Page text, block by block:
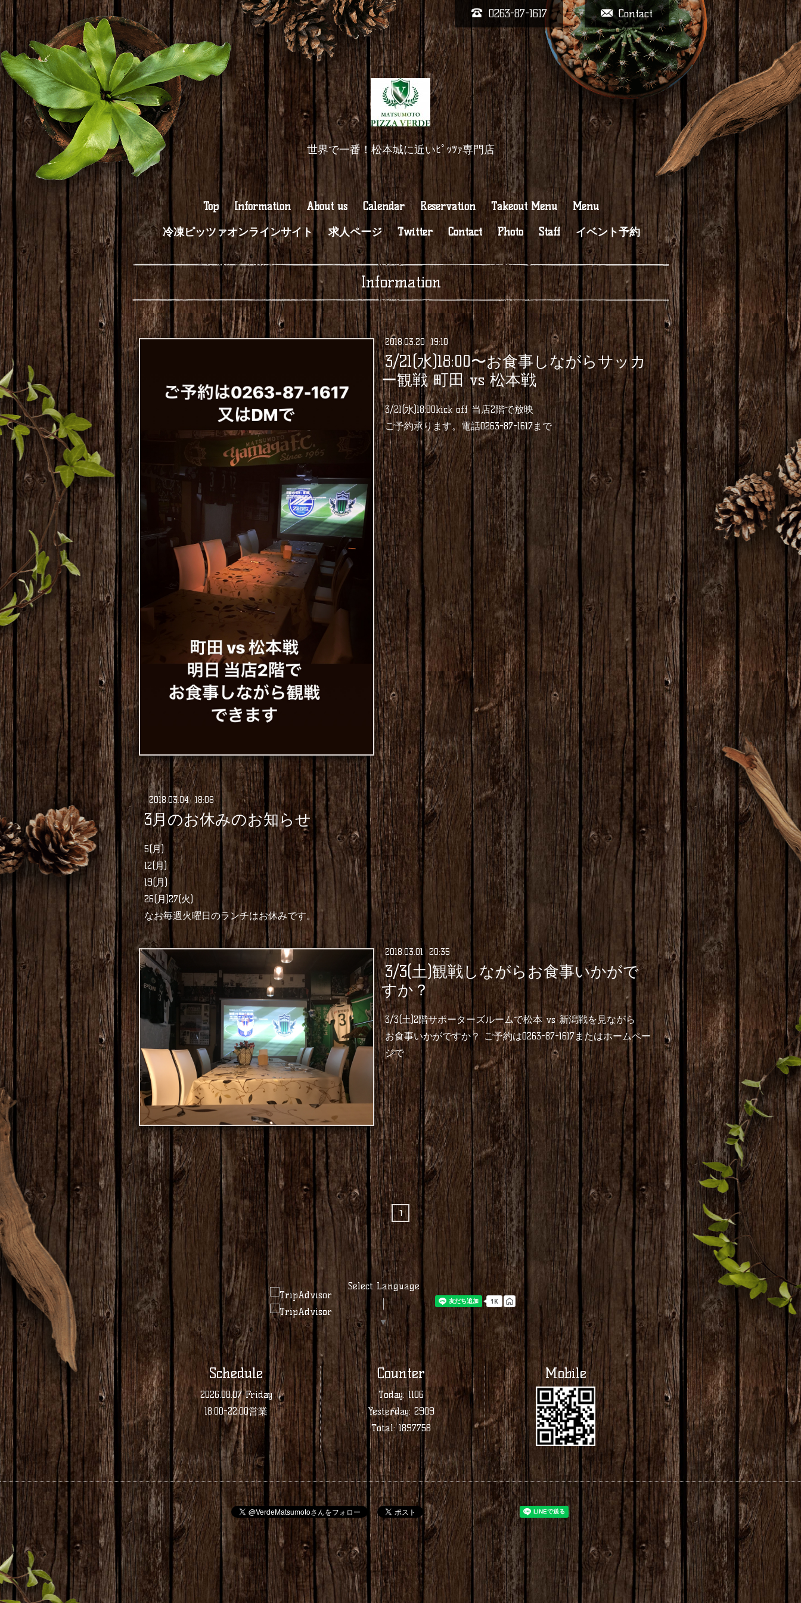
Contact
0263-87-1617
世界で一番！松本城に近いﾋﾟｯﾂｧ専門店
Top Information About us Calendar Reservation Takeout Menu
Menu
冷凍ピッツァオンラインサイト
求人ページ Twitter Contact Photo Staff イベント予約
Information
2018.03.20 19:10
3/21(水)18:00〜お食事しながらサッカ
ー観戦 町田 vs 松本戦
3/21(水)18:00kick off 当店2階で放映
ご予約承ります。電話0263-87-1617まで
2018.03.04 18:08
3月のお休みのお知らせ
5(月)
12(月)
19(月)
26(月)27(火)
なお毎週火曜日のランチはお休みです。
2018.03.01 20:35
3/3(土)観戦しながらお食事いかがで
すか？
3/3(土)2階サポーターズルームで松本 vs 新潟戦を見ながら
お食事いかがですか？ ご予約は0263-87-1617またはホームペー
ジで
1
Select Language
▼
Schedule
2026.08.07 Friday
18:00-22:00営業
Counter
Today:1106
Yesterday:2909
Total:1897758
Mobile